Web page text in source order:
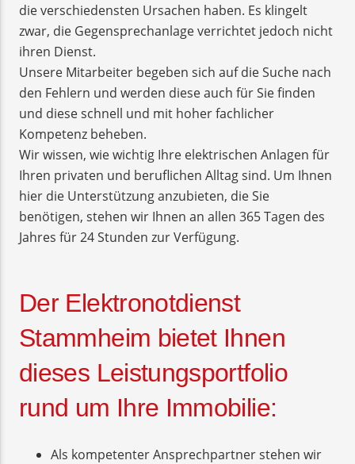
die verschiedensten Ursachen haben. Es klingelt
zwar, die Gegensprechanlage verrichtet jedoch nicht
ihren Dienst.
Unsere Mitarbeiter begeben sich auf die Suche nach
den Fehlern und werden diese auch für Sie finden
und diese schnell und mit hoher fachlicher
Kompetenz beheben.
Wir wissen, wie wichtig Ihre elektrischen Anlagen für
Ihren privaten und beruflichen Alltag sind. Um Ihnen
hier die Unterstützung anzubieten, die Sie
benötigen, stehen wir Ihnen an allen 365 Tagen des
Jahres für 24 Stunden zur Verfügung.
Der Elektronotdienst
Stammheim bietet Ihnen
dieses Leistungsportfolio
rund um Ihre Immobilie:
Als kompetenter Ansprechpartner stehen wir